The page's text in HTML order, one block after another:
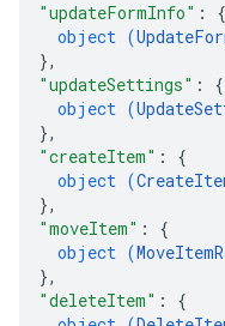
"updateFormInfo" : {
object (
},
"updateSettings" : {
object (
},
"createItem" : {
object (
},
"moveItem" : {
object (
},
"deleteItem" : {